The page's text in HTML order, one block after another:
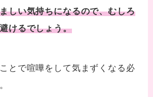
しい気持ちになるので、むしろ
けるでしょう。
とで喧嘩をして気まずくなる必